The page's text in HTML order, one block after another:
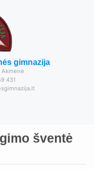
gimnazija
Akmenė
431
šventė